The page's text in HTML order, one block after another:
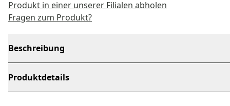
Produkt in einer unserer Filialen abholen
Fragen zum Produkt?
Beschreibung
Produktdetails